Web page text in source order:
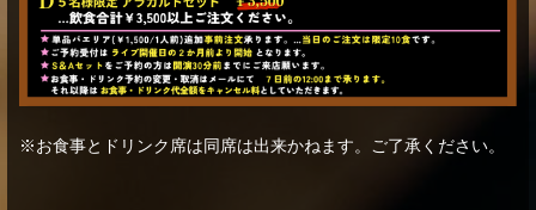
※お食事とドリンク席は同席は出来かねます。ご了承ください。